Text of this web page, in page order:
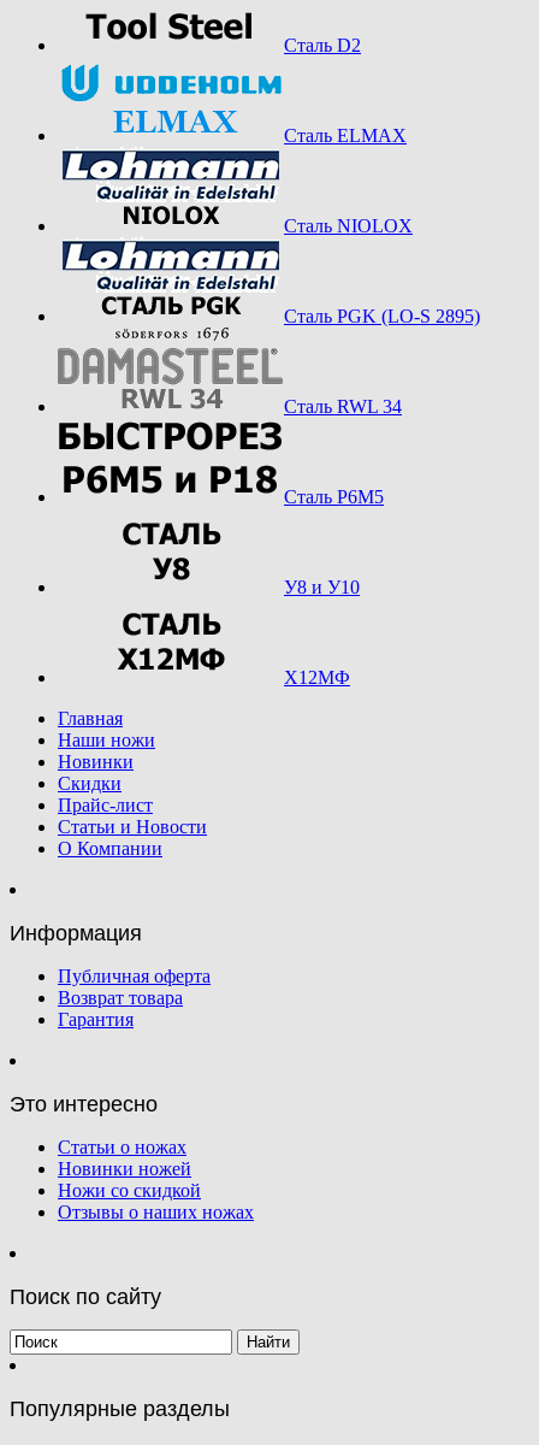
Сталь D2
Сталь ELMAX
Сталь NIOLOX
Сталь PGK (LO-S 2895)
Сталь RWL 34
Сталь Р6М5
У8 и У10
Х12МФ
Главная
Наши ножи
Новинки
Скидки
Прайс-лист
Статьи и Новости
О Компании
Информация
Публичная оферта
Возврат товара
Гарантия
Это интересно
Статьи о ножах
Новинки ножей
Ножи со скидкой
Отзывы о наших ножах
Поиск по сайту
Популярные разделы